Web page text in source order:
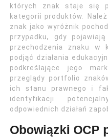
których znak staje się
kategorii produktów.
znak jako wyróżnik
przypadku, gdy
przechodzenia znaku w
podjąć działania
podkreślające jego
przeglądy portfolio
ich stanu prawnego i
identyfikacji
odpowiednich działań
Obowiązki OCP